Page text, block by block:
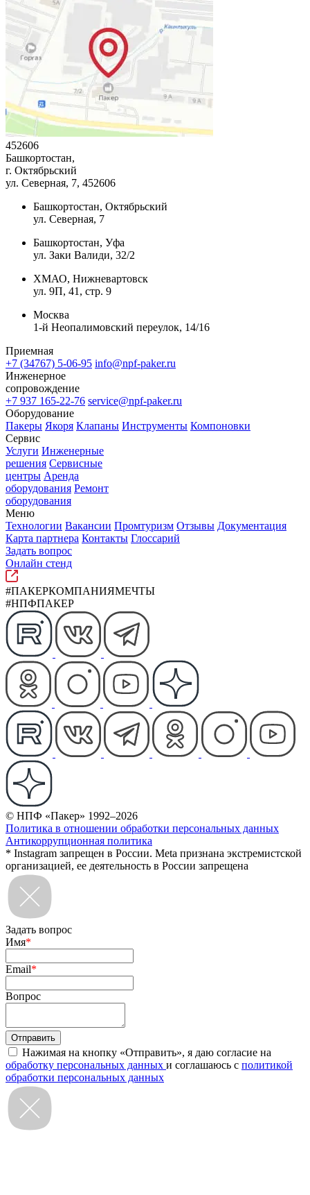
452606
Башкортостан,
г. Октябрьский
ул. Северная, 7, 452606
Башкортостан, Октябрьский
ул. Северная, 7
Башкортостан, Уфа
ул. Заки Валиди, 32/2
ХМАО, Нижневартовск
ул. 9П, 41, стр. 9
Москва
1-й Неопалимовский переулок, 14/16
Приемная
+7 (34767) 5-06-95 info@npf-paker.ru
Инженерное
сопровождение
+7 937 165-22-76 service@npf-paker.ru
Оборудование
Пакеры Якоря Клапаны Инструменты Компоновки
Сервис
Услуги Инженерные
решения Сервисные
центры Аренда
оборудования Ремонт
оборудования
Меню
Технологии Вакансии Промтуризм Отзывы Документация
Карта партнера Контакты Глоссарий
Задать вопрос
Онлайн стенд
#ПАКЕРКОМПАНИЯМЕЧТЫ
#НПФПАКЕР
© НПФ «Пакер» 1992–2026
Политика в отношении обработки персональных данных
Антикоррупционная политика
* Instagram запрещен в России. Meta признана экстремистской
организацией, ее деятельность в России запрещена
Задать вопрос
Имя*
Email*
Вопрос
Нажимая на кнопку «Отправить», я даю согласие на
обработку персональных данных и соглашаюсь с политикой
обработки персональных данных